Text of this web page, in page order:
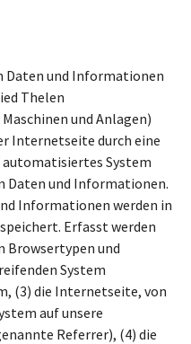
Daten und Informationen
Thelen
und Anlagen)
Internetseite durch eine
System
Daten und Informationen.
Informationen werden in
Erfasst werden
Browsertypen und
System
(3) die Internetseite, von
auf unsere
Referrer), (4) die